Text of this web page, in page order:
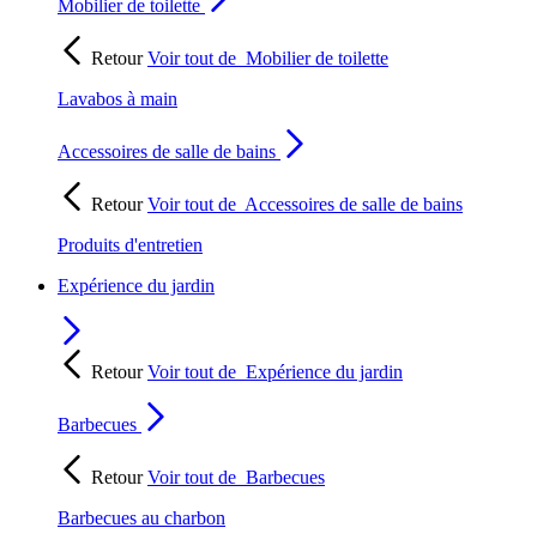
Mobilier de toilette
RetourVoir tout de Mobilier de toilette
Lavabos à main
Accessoires de salle de bains
RetourVoir tout de Accessoires de salle de bains
Produits d'entretien
Expérience du jardin
RetourVoir tout de Expérience du jardin
Barbecues
RetourVoir tout de Barbecues
Barbecues au charbon